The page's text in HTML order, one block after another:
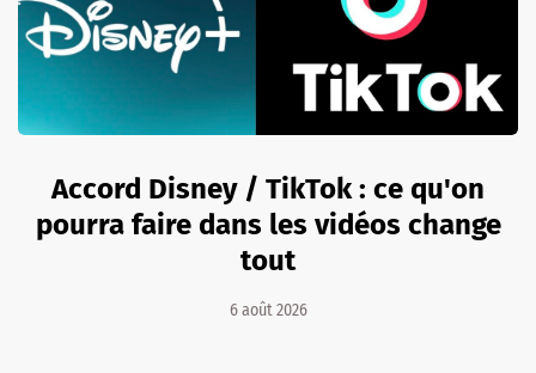
Accord Disney / TikTok : ce qu'on
pourra faire dans les vidéos change
tout
6 août 2026